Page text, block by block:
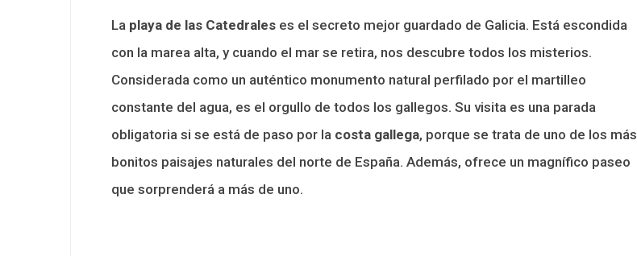
La playa de las Catedrales es el secreto mejor guardado de Galicia. Está escondida
con la marea alta, y cuando el mar se retira, nos descubre todos los misterios.
Considerada como un auténtico monumento natural perfilado por el martilleo
constante del agua, es el orgullo de todos los gallegos. Su visita es una parada
obligatoria si se está de paso por la costa gallega, porque se trata de uno de los más
bonitos paisajes naturales del norte de España. Además, ofrece un magnífico paseo
que sorprenderá a más de uno.